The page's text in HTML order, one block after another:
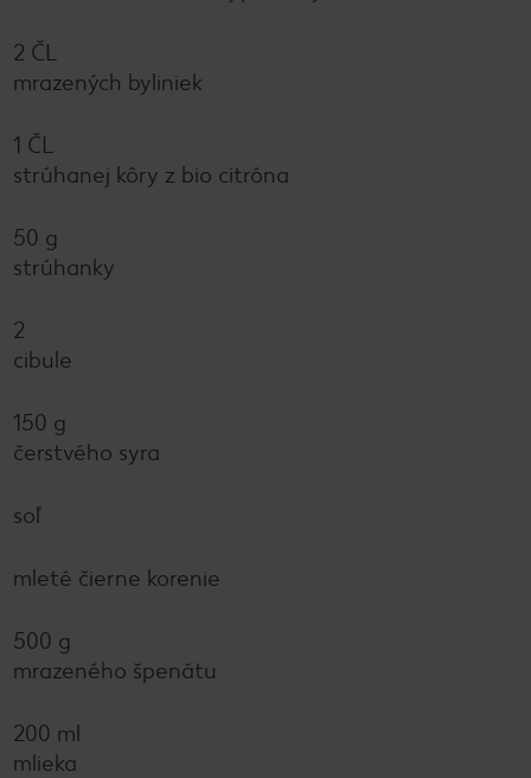
2 ČL
mrazených byliniek
1 ČL
strúhanej kôry z bio citróna
50 g
strúhanky
2
cibule
150 g
čerstvého syra
soľ
mleté čierne korenie
500 g
mrazeného špenátu
200 ml
mlieka